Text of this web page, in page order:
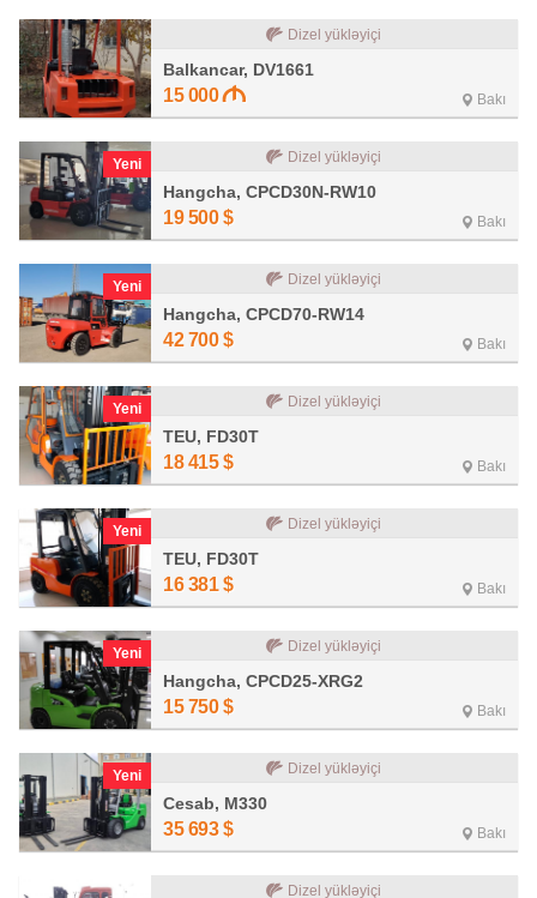
Dizel yükləyiçi
Balkancar, DV1661
15 000 Bakı
Yeni Dizel yükləyiçi
Hangcha, CPCD30N-RW10
19 500 $ Bakı
Yeni Dizel yükləyiçi
Hangcha, CPCD70-RW14
42 700 $ Bakı
Yeni Dizel yükləyiçi
TEU, FD30T
18 415 $ Bakı
Yeni Dizel yükləyiçi
TEU, FD30T
16 381 $ Bakı
Yeni Dizel yükləyiçi
Hangcha, CPCD25-XRG2
15 750 $ Bakı
Yeni Dizel yükləyiçi
Cesab, M330
35 693 $ Bakı
Dizel yükləyiçi